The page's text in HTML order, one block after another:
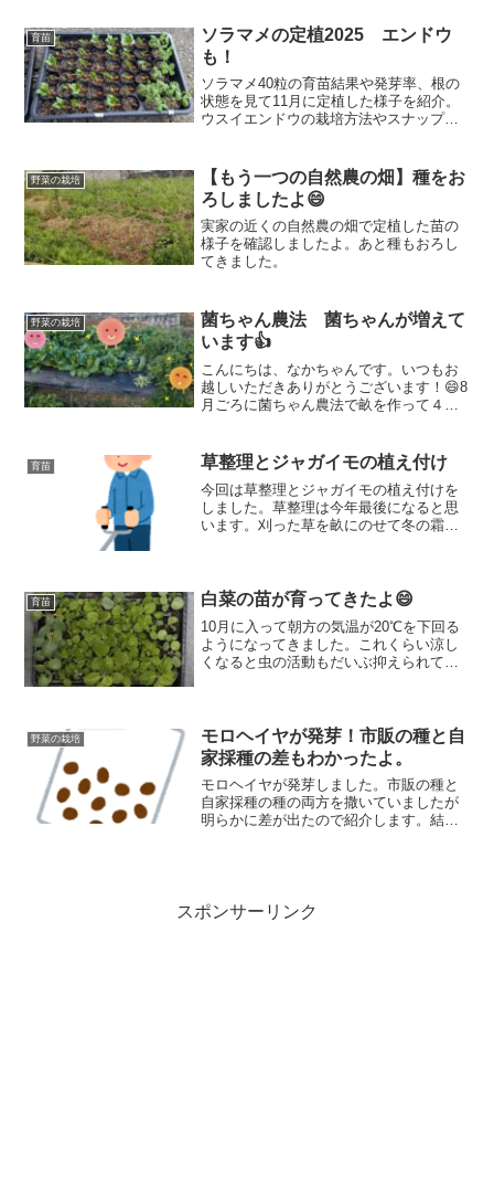
育苗
ソラマメの定植2025 エンドウ
も！
ソラマメ40粒の育苗結果や発芽率、根の
状態を見て11月に定植した様子を紹介。
ウスイエンドウの栽培方法やスナップエ
野菜の栽培
【もう一つの自然農の畑】種をお
ろしましたよ😄
実家の近くの自然農の畑で定植した苗の
様子を確認しましたよ。あと種もおろし
てきました。
野菜の栽培
菌ちゃん農法 菌ちゃんが増えて
います👍
こんにちは、なかちゃんです。いつもお
越しいただきありがとうございます！😄8
月ごろに菌ちゃん農法で畝を作って４～
していましたところ、思いのほか順調に
育ってくれています。ジ...
育苗 草整理とジャガイモの植え付け
今回は草整理とジャガイモの植え付けを
しました。草整理は今年最後になると思
います。刈った草を畝にのせて冬の霜対
場所に植えてみました😄
育苗 白菜の苗が育ってきたよ😄
10月に入って朝方の気温が20℃を下回る
ようになってきました。これくらい涼し
くなると虫の活動もだいぶ抑えられて育
野菜の栽培
モロヘイヤが発芽！市販の種と自
家採種の差もわかったよ。
モロヘイヤが発芽しました。市販の種と
自家採種の種の両方を撒いていましたが
明らかに差が出たので紹介します。結果
スポンサーリンク